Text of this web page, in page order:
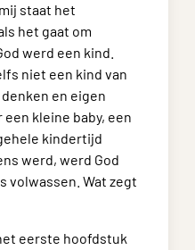
staat het
het gaat om
werd een kind.
niet een kind van
en eigen
een kleine baby, een
kindertijd
werd, werd God
volwassen. Wat zegt
eerste hoofdstuk